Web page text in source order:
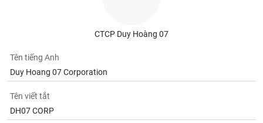
CTCP Duy Hoàng 07
Tên tiếng Anh
Duy Hoang 07 Corporation
Tên viết tắt
DH07 CORP
SẢN
chứng
(-)